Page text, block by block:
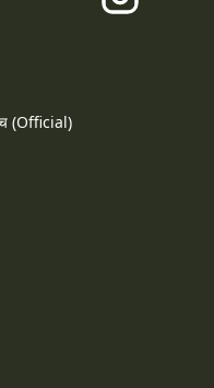
(Official)